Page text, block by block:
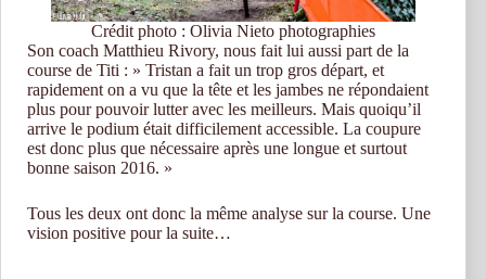
Crédit photo : Olivia Nieto photographies
Son coach Matthieu Rivory, nous fait lui aussi part de la
course de Titi : » Tristan a fait un trop gros départ, et
rapidement on a vu que la tête et les jambes ne répondaient
plus pour pouvoir lutter avec les meilleurs. Mais quoiqu’il
arrive le podium était difficilement accessible. La coupure
est donc plus que nécessaire après une longue et surtout
bonne saison 2016. »
Tous les deux ont donc la même analyse sur la course. Une
vision positive pour la suite…